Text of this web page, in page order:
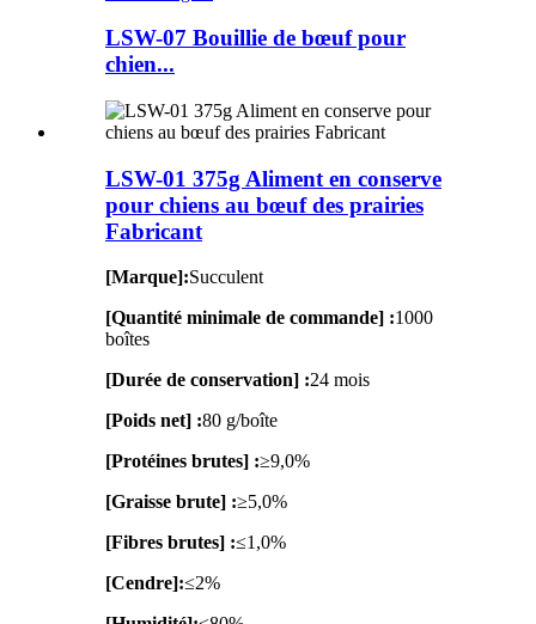
LSW-07 Bouillie de bœuf pour
chien...
LSW-01 375g Aliment en conserve
pour chiens au bœuf des prairies
Fabricant
[Marque]:Succulent
[Quantité minimale de commande] :1000
boîtes
[Durée de conservation] :24 mois
[Poids net] :80 g/boîte
[Protéines brutes] :≥9,0%
[Graisse brute] :≥5,0%
[Fibres brutes] :≤1,0%
[Cendre]:≤2%